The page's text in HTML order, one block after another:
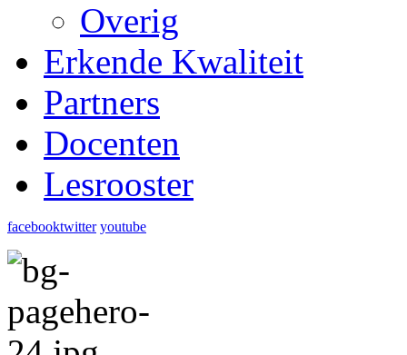
Overig
Erkende Kwaliteit
Partners
Docenten
Lesrooster
facebooktwitter youtube